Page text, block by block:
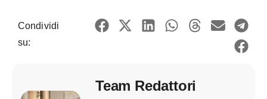
Condividi
su:
Team Redattori